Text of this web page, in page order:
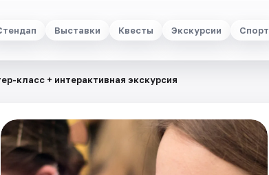
Выставки Квесты Экскурсии Спорт
класс + интерактивная экскурсия